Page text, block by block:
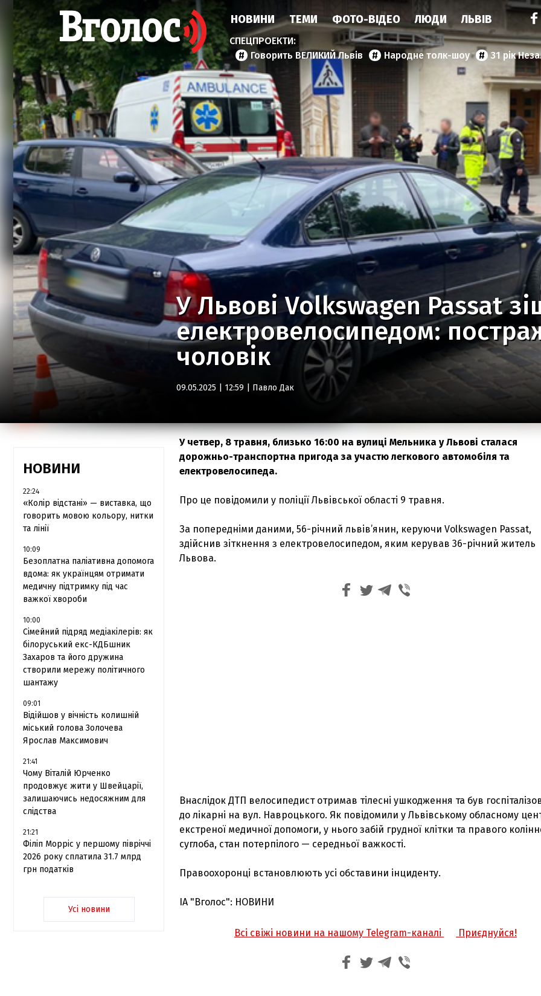
НОВИНИ ТЕМИ ФОТО-ВІДЕО ЛЮДИ ЛЬВІВ
Говорить ВЕЛИКИЙ Львів Народне толк-шоу 31 рік
У Львові Volkswagen Passat
електровелосипедом:
чоловік
09.05.2025 | 12:59 | Павло Дак
НОВИНИ
22:24
«Колір відстані» — виставка, що
говорить мовою кольору, нитки
та лінії
10:09
Безоплатна паліативна допомога
вдома: як українцям отримати
медичну підтримку під час
важкої хвороби
10:00
Сімейний підряд медіакілерів: як
білоруський екс-КДБшник
Захаров та його дружина
створили мережу політичного
шантажу
09:01
Відійшов у вічність колишній
міський голова Золочева
Ярослав Максимович
21:41
Чому Віталій Юрченко
продовжує жити у Швейцарії,
залишаючись недосяжним для
слідства
21:21
Філіп Морріс у першому півріччі
2026 року сплатила 31.7 млрд
грн податків
Усі новини
У четвер, 8 травня, близько 16:00 на вулиці Мельника у Львові сталася
дорожньо-транспортна пригода за участю легкового автомобіля та
електровелосипеда.
Про це повідомили у поліції Львівської області 9 травня.
За попередніми даними, 56-річний львів’янин, керуючи Volkswagen Passat,
здійснив зіткнення з електровелосипедом, яким керував 36-річний житель
Львова.
Внаслідок ДТП велосипедист отримав тілесні ушкодження та був
до лікарні на вул. Навроцького. Як повідомили у Львівському обласному
екстреної медичної допомоги, у нього забій грудної клітки та правого
суглоба, стан потерпілого — середньої важкості.
Правоохоронці встановлюють усі обставини інциденту.
ІА "Вголос": НОВИНИ
Всі свіжі новини на нашому Telegram-каналі Приєднуйся!